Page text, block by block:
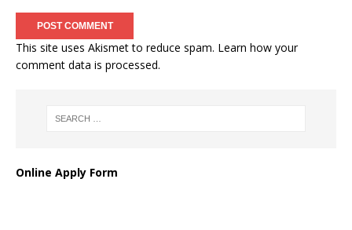
This site uses Akismet to reduce spam. Learn how your
comment data is processed.
Online Apply Form